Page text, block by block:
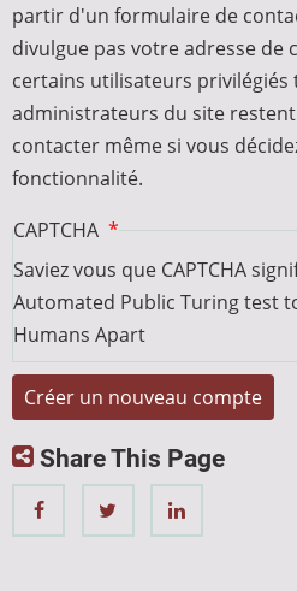
partir d'un formulaire de
divulgue pas votre adresse de
certains utilisateurs privilégiés
administrateurs du site
contacter même si vous
fonctionnalité.
CAPTCHA
Saviez vous que CAPTCHA
Automated Public Turing test
Humans Apart
Share This Page